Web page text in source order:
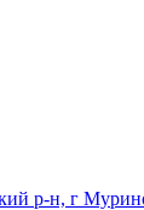
р-н, г